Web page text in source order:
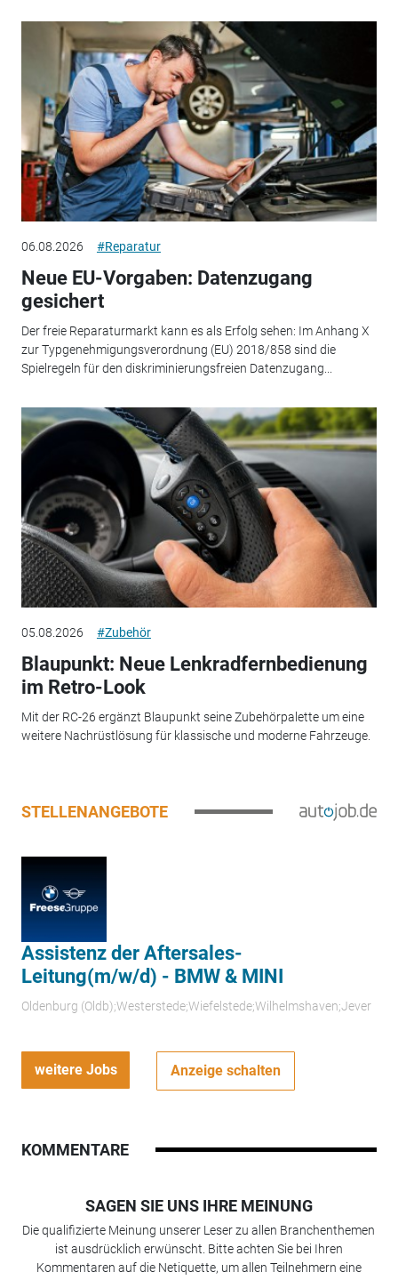
06.08.2026 #Reparatur
Neue EU-Vorgaben: Datenzugang
gesichert
Der freie Reparaturmarkt kann es als Erfolg sehen: Im Anhang X
zur Typgenehmigungsverordnung (EU) 2018/858 sind die
Spielregeln für den diskriminierungsfreien Datenzugang...
05.08.2026 #Zubehör
Blaupunkt: Neue Lenkradfernbedienung
im Retro-Look
Mit der RC-26 ergänzt Blaupunkt seine Zubehörpalette um eine
weitere Nachrüstlösung für klassische und moderne Fahrzeuge.
STELLENANGEBOTE
Assistenz der Aftersales-
Leitung(m/w/d) - BMW & MINI
Oldenburg (Oldb);Westerstede;Wiefelstede;Wilhelmshaven;Jever
weitere Jobs Anzeige schalten
KOMMENTARE
SAGEN SIE UNS IHRE MEINUNG
Die qualifizierte Meinung unserer Leser zu allen Branchenthemen
ist ausdrücklich erwünscht. Bitte achten Sie bei Ihren
Kommentaren auf die Netiquette, um allen Teilnehmern eine